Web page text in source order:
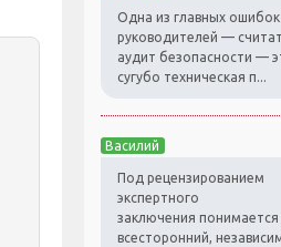
Одна из главных ошибок
руководителей —
аудит безопасности —
сугубо техническая п...
Василий
Под рецензированием
экспертного
заключения понимается
всесторонний,